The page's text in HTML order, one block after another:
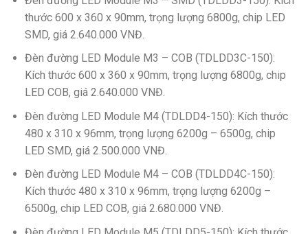
thước 600 x 360 x 90mm, trọng lượng 6800g, chip LED
SMD, giá 2.640.000 VNĐ.
Đèn đường LED Module M3 – COB (TDLDD3C-150):
Kích thước 600 x 360 x 90mm, trọng lượng 6800g, chip
LED COB, giá 2.640.000 VNĐ.
Đèn đường LED Module M4 (TDLDD4-150): Kích thước
480 x 310 x 96mm, trọng lượng 6200g – 6500g, chip
LED SMD, giá 2.500.000 VNĐ.
Đèn đường LED Module M4 – COB (TDLDD4C-150):
Kích thước 480 x 310 x 96mm, trọng lượng 6200g –
6500g, chip LED COB, giá 2.680.000 VNĐ.